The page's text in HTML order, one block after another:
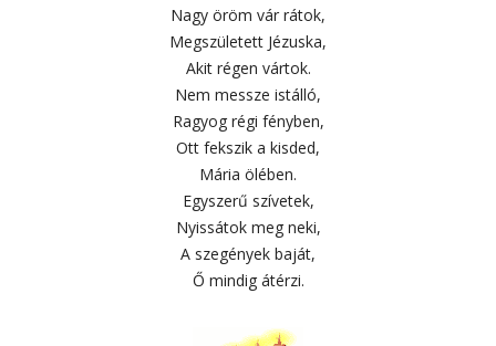
Nagy öröm vár rátok,
Megszületett Jézuska,
Akit régen vártok.
Nem messze istálló,
Ragyog régi fényben,
Ott fekszik a kisded,
Mária ölében.
Egyszerű szívetek,
Nyissátok meg neki,
A szegények baját,
Ő mindig átérzi.